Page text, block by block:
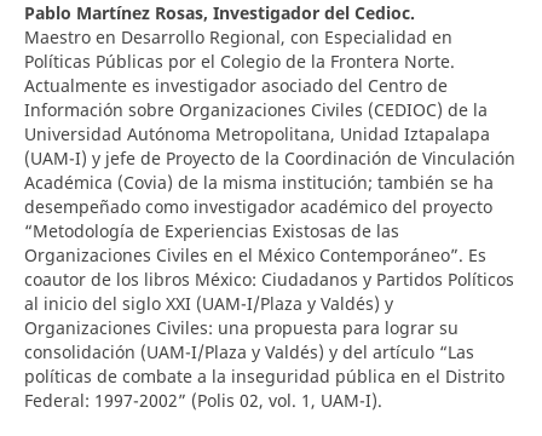
Pablo Martínez Rosas, Investigador del Cedioc.
Maestro en Desarrollo Regional, con Especialidad en
Políticas Públicas por el Colegio de la Frontera Norte.
Actualmente es investigador asociado del Centro de
Información sobre Organizaciones Civiles (CEDIOC) de la
Universidad Autónoma Metropolitana, Unidad Iztapalapa
(UAM-I) y jefe de Proyecto de la Coordinación de Vinculación
Académica (Covia) de la misma institución; también se ha
desempeñado como investigador académico del proyecto
“Metodología de Experiencias Existosas de las
Organizaciones Civiles en el México Contemporáneo”. Es
coautor de los libros México: Ciudadanos y Partidos Políticos
al inicio del siglo XXI (UAM-I/Plaza y Valdés) y
Organizaciones Civiles: una propuesta para lograr su
consolidación (UAM-I/Plaza y Valdés) y del artículo “Las
políticas de combate a la inseguridad pública en el Distrito
Federal: 1997-2002” (Polis 02, vol. 1, UAM-I).